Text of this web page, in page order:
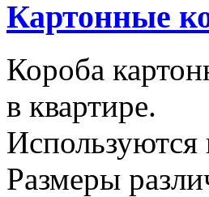
Картонные
Короба
в квартире.
Используются
Размеры